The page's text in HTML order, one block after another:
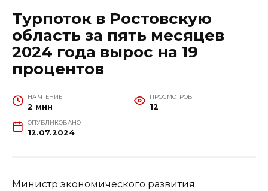
Турпоток в Ростовскую
область за пять месяцев
2024 года вырос на 19
процентов
НА ЧТЕНИЕ
2 мин
ПРОСМОТРОВ
12
ОПУБЛИКОВАНО
12.07.2024
Министр экономического развития